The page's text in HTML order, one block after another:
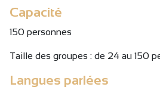
Capacité
150 personnes
Taille des groupes : de 24 au 150
Langues parlées